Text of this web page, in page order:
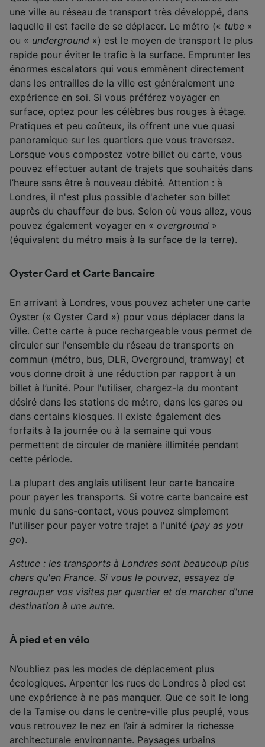
une ville au réseau de transport très développé, dans
laquelle il est facile de se déplacer. Le métro (« tube »
ou « underground ») est le moyen de transport le plus
rapide pour éviter le trafic à la surface. Emprunter les
énormes escalators qui vous emmènent directement
dans les entrailles de la ville est généralement une
expérience en soi. Si vous préférez voyager en
surface, optez pour les célèbres bus rouges à étage.
Pratiques et peu coûteux, ils offrent une vue quasi
panoramique sur les quartiers que vous traversez.
Lorsque vous compostez votre billet ou carte, vous
pouvez effectuer autant de trajets que souhaités dans
l’heure sans être à nouveau débité. Attention : à
Londres, il n'est plus possible d'acheter son billet
auprès du chauffeur de bus. Selon où vous allez, vous
pouvez également voyager en « overground »
(équivalent du métro mais à la surface de la terre).
Oyster Card et Carte Bancaire
En arrivant à Londres, vous pouvez acheter une carte
Oyster (« Oyster Card ») pour vous déplacer dans la
ville. Cette carte à puce rechargeable vous permet de
circuler sur l'ensemble du réseau de transports en
commun (métro, bus, DLR, Overground, tramway) et
vous donne droit à une réduction par rapport à un
billet à l’unité. Pour l'utiliser, chargez-la du montant
désiré dans les stations de métro, dans les gares ou
dans certains kiosques. Il existe également des
forfaits à la journée ou à la semaine qui vous
permettent de circuler de manière illimitée pendant
cette période.
La plupart des anglais utilisent leur carte bancaire
pour payer les transports. Si votre carte bancaire est
munie du sans-contact, vous pouvez simplement
l'utiliser pour payer votre trajet a l'unité (pay as you
go).
Astuce : les transports à Londres sont beaucoup plus
chers qu'en France. Si vous le pouvez, essayez de
regrouper vos visites par quartier et de marcher d'une
destination à une autre.
À pied et en vélo
N’oubliez pas les modes de déplacement plus
écologiques. Arpenter les rues de Londres à pied est
une expérience à ne pas manquer. Que ce soit le long
de la Tamise ou dans le centre-ville plus peuplé, vous
vous retrouvez le nez en l’air à admirer la richesse
architecturale environnante. Paysages urbains